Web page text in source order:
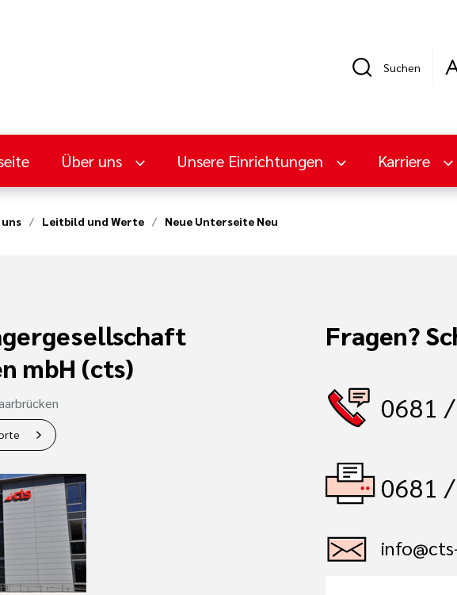
Suchen
Über uns Unsere Einrichtungen Karriere
Leitbild und Werte Neue Unterseite Neu
mbH (cts)
Fragen?
0681
0681